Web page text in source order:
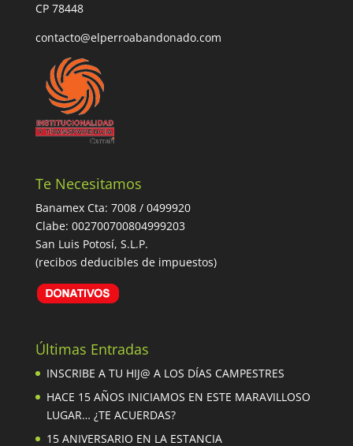
CP 78448
contacto@elperroabandonado.com
Te Necesitamos
Banamex Cta: 7008 / 0499920
Clabe: 002700700804999203
San Luis Potosí, S.L.P.
(recibos deducibles de impuestos)
Últimas Entradas
INSCRIBE A TU HIJ@ A LOS DÍAS CAMPESTRES
HACE 15 AÑOS INICIAMOS EN ESTE MARAVILLOSO
LUGAR… ¿TE ACUERDAS?
15 ANIVERSARIO EN LA ESTANCIA